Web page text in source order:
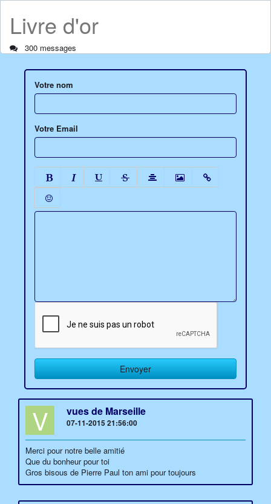
Livre d'or
300 messages
Votre nom
Votre Email
V vues de Marseille
07-11-2015 21:56:00
Merci pour notre belle amitié
Que du bonheur pour toi
Gros bisous de Pierre Paul ton ami pour toujours